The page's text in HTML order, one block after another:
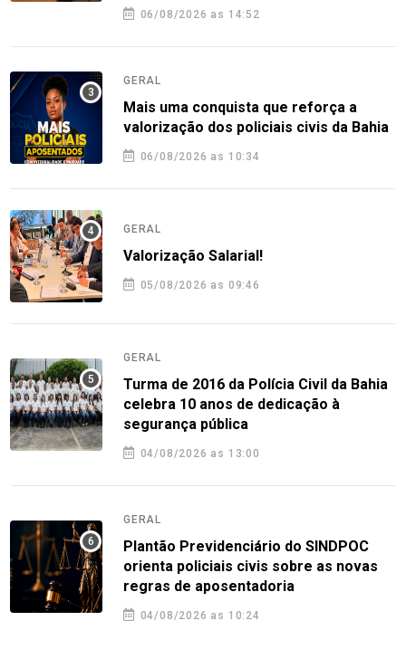
06/08/2026 as 14:52
GERAL
Mais uma conquista que reforça a
valorização dos policiais civis da Bahia
06/08/2026 as 10:34
GERAL
Valorização Salarial!
05/08/2026 as 09:46
GERAL
Turma de 2016 da Polícia Civil da Bahia
celebra 10 anos de dedicação à
segurança pública
04/08/2026 as 13:00
GERAL
Plantão Previdenciário do SINDPOC
orienta policiais civis sobre as novas
regras de aposentadoria
04/08/2026 as 10:24